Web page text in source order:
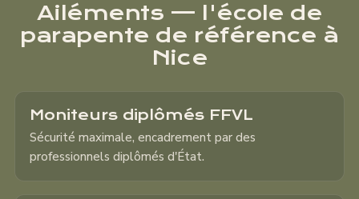
Ailéments — l'école de
parapente de référence à
Nice
Moniteurs diplômés FFVL
Sécurité maximale, encadrement par des
professionnels diplômés d'État.